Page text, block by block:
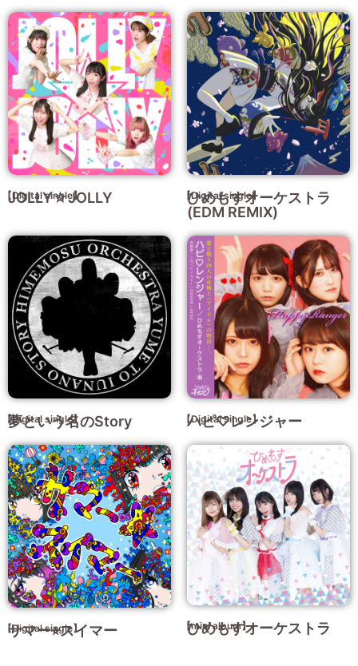
【Digital single】
JOLLY☆JOLLY 【Digital single】
ひめもすオーケストラ
(EDM REMIX)
【Digital single】
夢という名のStory 【Digital single】
ハピ♡レンジャー
【Digital single】
サマー⭐︎スイマー 【mini album】
ひめもすオーケストラ